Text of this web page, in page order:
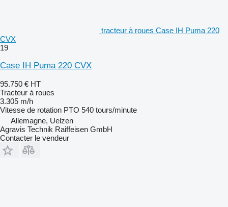
tracteur à roues Case IH Puma 220
CVX
19
Case IH Puma 220 CVX
95.750 € HT
Tracteur à roues
3.305 m/h
Vitesse de rotation PTO 540 tours/minute
Allemagne, Uelzen
Agravis Technik Raiffeisen GmbH
Contacter le vendeur